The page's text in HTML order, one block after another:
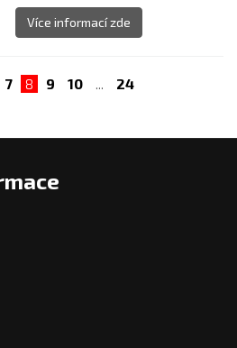
Více informací zde
7 8 9 10
24